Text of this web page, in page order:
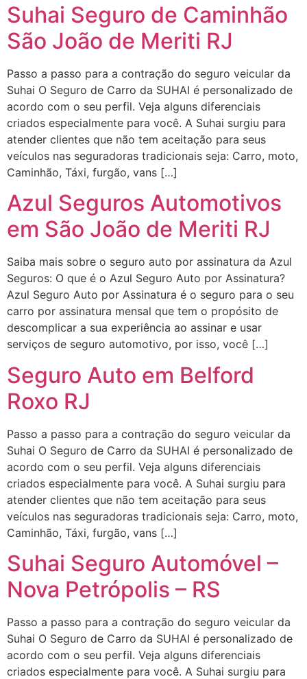
Suhai Seguro de Caminhão
São João de Meriti RJ
Passo a passo para a contração do seguro veicular da
Suhai O Seguro de Carro da SUHAI é personalizado de
acordo com o seu perfil. Veja alguns diferenciais
criados especialmente para você. A Suhai surgiu para
atender clientes que não tem aceitação para seus
veículos nas seguradoras tradicionais seja: Carro, moto,
Caminhão, Táxi, furgão, vans […]
Azul Seguros Automotivos
em São João de Meriti RJ
Saiba mais sobre o seguro auto por assinatura da Azul
Seguros: O que é o Azul Seguro Auto por Assinatura?
Azul Seguro Auto por Assinatura é o seguro para o seu
carro por assinatura mensal que tem o propósito de
descomplicar a sua experiência ao assinar e usar
serviços de seguro automotivo, por isso, você […]
Seguro Auto em Belford
Roxo RJ
Passo a passo para a contração do seguro veicular da
Suhai O Seguro de Carro da SUHAI é personalizado de
acordo com o seu perfil. Veja alguns diferenciais
criados especialmente para você. A Suhai surgiu para
atender clientes que não tem aceitação para seus
veículos nas seguradoras tradicionais seja: Carro, moto,
Caminhão, Táxi, furgão, vans […]
Suhai Seguro Automóvel –
Nova Petrópolis – RS
Passo a passo para a contração do seguro veicular da
Suhai O Seguro de Carro da SUHAI é personalizado de
acordo com o seu perfil. Veja alguns diferenciais
criados especialmente para você. A Suhai surgiu para